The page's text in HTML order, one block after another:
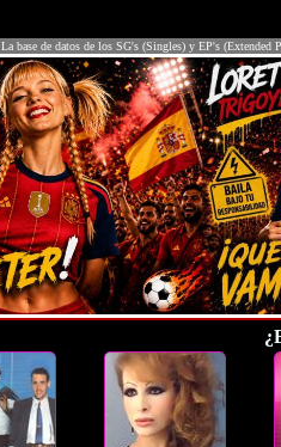
La base de datos de los SG's (Singles) y EP's (Extended